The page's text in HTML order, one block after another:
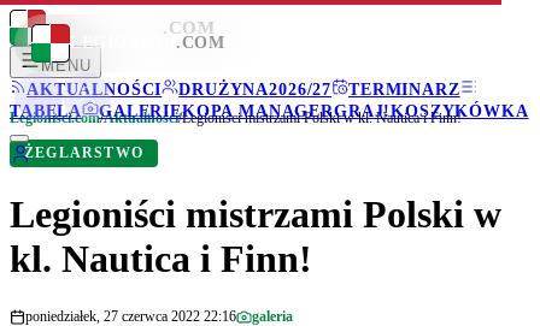
LEGIONISCI .COM
MENU
AKTUALNOŚCI
DRUŻYNA2026/27
TERMINARZ
TABELA
GALERIEKOPA MANAGERGRAJ!KOSZYKÓWKA
LEGIONISCI .COM
Legionisci.com/Aktualności/Legioniści mistrzami Polski w kl. Nautica i Finn!
ŻEGLARSTWO
Legioniści mistrzami Polski w
kl. Nautica i Finn!
poniedziałek, 27 czerwca 2022 22:16 galeria